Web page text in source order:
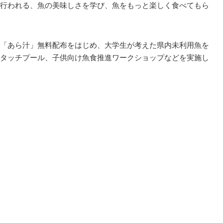
われる、魚の美味しさを学び、魚をもっと楽しく食べてもら
あら汁」無料配布をはじめ、大学生が考えた県内未利用魚を
ッチプール、子供向け魚食推進ワークショップなどを実施し